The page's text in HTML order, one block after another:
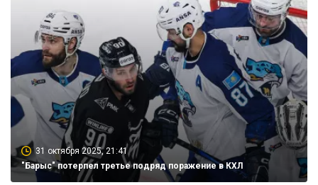
31 октября 2025, 21:41
"Барыс" потерпел третье подряд поражение в КХЛ